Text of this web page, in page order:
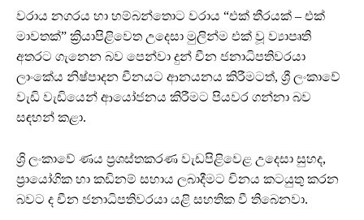
වරාය නගරය හා හම්බන්තොට වරාය “එක් තීරයක් – එක්
මාවතක්” ක්‍රියාපිළිවෙත උදෙසා මුලින්ම එක් වූ ව්‍යාපෘති
අතරට ගැනෙන බව පෙන්වා දුන් චීන ජනාධිපතිවරයා
ලාංකේය නිෂ්පාදන චීනයට ආනයනය කිරීමටත්, ශ්‍රී ලංකාවේ
වැඩි වැඩියෙන් ආයෝජනය කිරීමට පියවර ගන්නා බව
සඳහන් කළා.
ශ්‍රි ලංකාවේ ණය ප්‍රශස්තකරණ වැඩපිළිවෙළ උදෙසා සුහද,
ප්‍රායෝගික හා කඩිනම් සහාය ලබාදීමට චිනය කටයුතු කරන
බවට ද චීන ජනාධිපතිවරයා යළි සහතික වී තිබෙනවා.